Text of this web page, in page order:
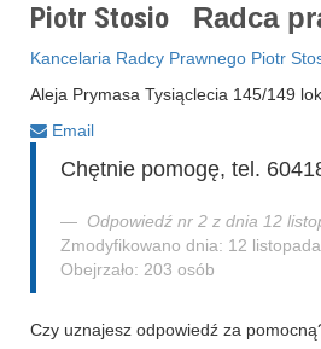
Piotr Stosio Radca
Kancelaria Radcy Prawnego Piotr
Aleja Prymasa Tysiąclecia 145/149
Email
Chętnie pomogę, tel.
Odpowiedź nr 2 z dnia 12
Zmodyfikowano dnia: 12
Obejrzało: 203 osób
Czy uznajesz odpowiedź za